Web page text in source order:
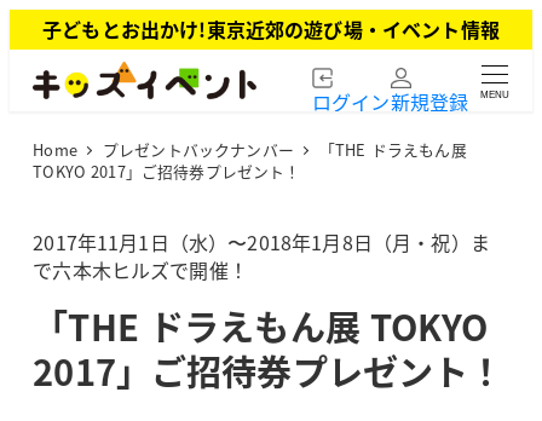
イ
子どもとお出かけ!東京近郊の遊び場・イベント情報
ログイン新規登録 MENU
Home プレゼントバックナンバー
「THE ドラえもん展
TOKYO 2017」ご招待券プレゼント！
2017年11月1日（水）〜2018年1月8日（月・祝）ま
で六本木ヒルズで開催！
「THE ドラえもん展 TOKYO
2017」ご招待券プレゼント！